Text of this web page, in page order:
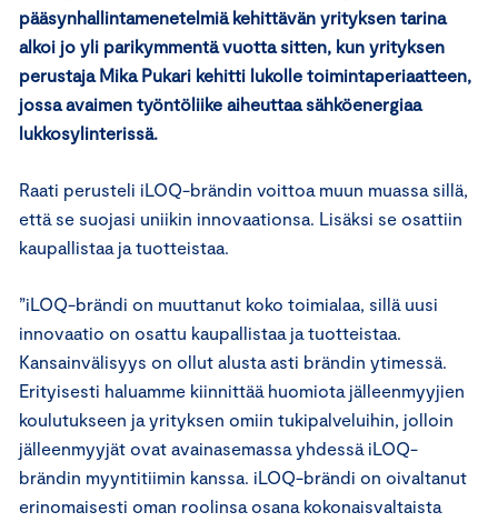
pääsynhallintamenetelmiä kehittävän yrityksen tarina
alkoi jo yli parikymmentä vuotta sitten, kun yrityksen
perustaja Mika Pukari kehitti lukolle toimintaperiaatteen,
jossa avaimen työntöliike aiheuttaa sähköenergiaa
lukkosylinterissä.
Raati perusteli iLOQ-brändin voittoa muun muassa sillä,
että se suojasi uniikin innovaationsa. Lisäksi se osattiin
kaupallistaa ja tuotteistaa.
”iLOQ-brändi on muuttanut koko toimialaa, sillä uusi
innovaatio on osattu kaupallistaa ja tuotteistaa.
Kansainvälisyys on ollut alusta asti brändin ytimessä.
Erityisesti haluamme kiinnittää huomiota jälleenmyyjien
koulutukseen ja yrityksen omiin tukipalveluihin, jolloin
jälleenmyyjät ovat avainasemassa yhdessä iLOQ-
brändin myyntitiimin kanssa. iLOQ-brändi on oivaltanut
erinomaisesti oman roolinsa osana kokonaisvaltaista